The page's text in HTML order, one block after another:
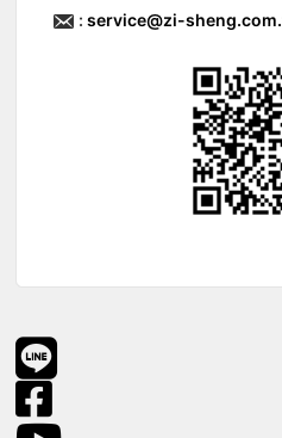
:service@zi-